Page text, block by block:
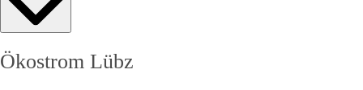
Ökostrom Lübz